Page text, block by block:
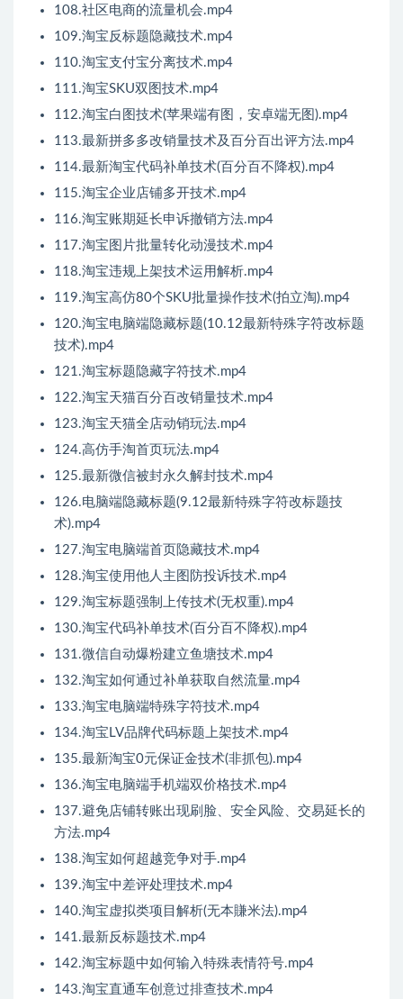
108.社区电商的流量机会.mp4
109.淘宝反标题隐藏技术.mp4
110.淘宝支付宝分离技术.mp4
111.淘宝SKU双图技术.mp4
112.淘宝白图技术(苹果端有图，安卓端无图).mp4
113.最新拼多多改销量技术及百分百出评方法.mp4
114.最新淘宝代码补单技术(百分百不降权).mp4
115.淘宝企业店铺多开技术.mp4
116.淘宝账期延长申诉撤销方法.mp4
117.淘宝图片批量转化动漫技术.mp4
118.淘宝违规上架技术运用解析.mp4
119.淘宝高仿80个SKU批量操作技术(拍立淘).mp4
120.淘宝电脑端隐藏标题(10.12最新特殊字符改标题
技术).mp4
121.淘宝标题隐藏字符技术.mp4
122.淘宝天猫百分百改销量技术.mp4
123.淘宝天猫全店动销玩法.mp4
124.高仿手淘首页玩法.mp4
125.最新微信被封永久解封技术.mp4
126.电脑端隐藏标题(9.12最新特殊字符改标题技
术).mp4
127.淘宝电脑端首页隐藏技术.mp4
128.淘宝使用他人主图防投诉技术.mp4
129.淘宝标题强制上传技术(无权重).mp4
130.淘宝代码补单技术(百分百不降权).mp4
131.微信自动爆粉建立鱼塘技术.mp4
132.淘宝如何通过补单获取自然流量.mp4
133.淘宝电脑端特殊字符技术.mp4
134.淘宝LV品牌代码标题上架技术.mp4
135.最新淘宝0元保证金技术(非抓包).mp4
136.淘宝电脑端手机端双价格技术.mp4
137.避免店铺转账出现刷脸、安全风险、交易延长的
方法.mp4
138.淘宝如何超越竞争对手.mp4
139.淘宝中差评处理技术.mp4
140.淘宝虚拟类项目解析(无本賺米法).mp4
141.最新反标题技术.mp4
142.淘宝标题中如何输入特殊表情符号.mp4
143.淘宝直通车创意过排查技术.mp4